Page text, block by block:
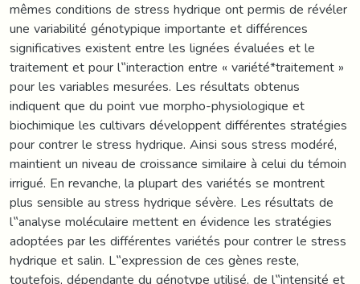
mêmes conditions de stress hydrique ont permis de révéler
une variabilité génotypique importante et différences
significatives existent entre les lignées évaluées et le
traitement et pour l‟interaction entre « variété*traitement »
pour les variables mesurées. Les résultats obtenus
indiquent que du point vue morpho-physiologique et
biochimique les cultivars développent différentes stratégies
pour contrer le stress hydrique. Ainsi sous stress modéré,
maintient un niveau de croissance similaire à celui du témoin
irrigué. En revanche, la plupart des variétés se montrent
plus sensible au stress hydrique sévère. Les résultats de
l‟analyse moléculaire mettent en évidence les stratégies
adoptées par les différentes variétés pour contrer le stress
hydrique et salin. L‟expression de ces gènes reste,